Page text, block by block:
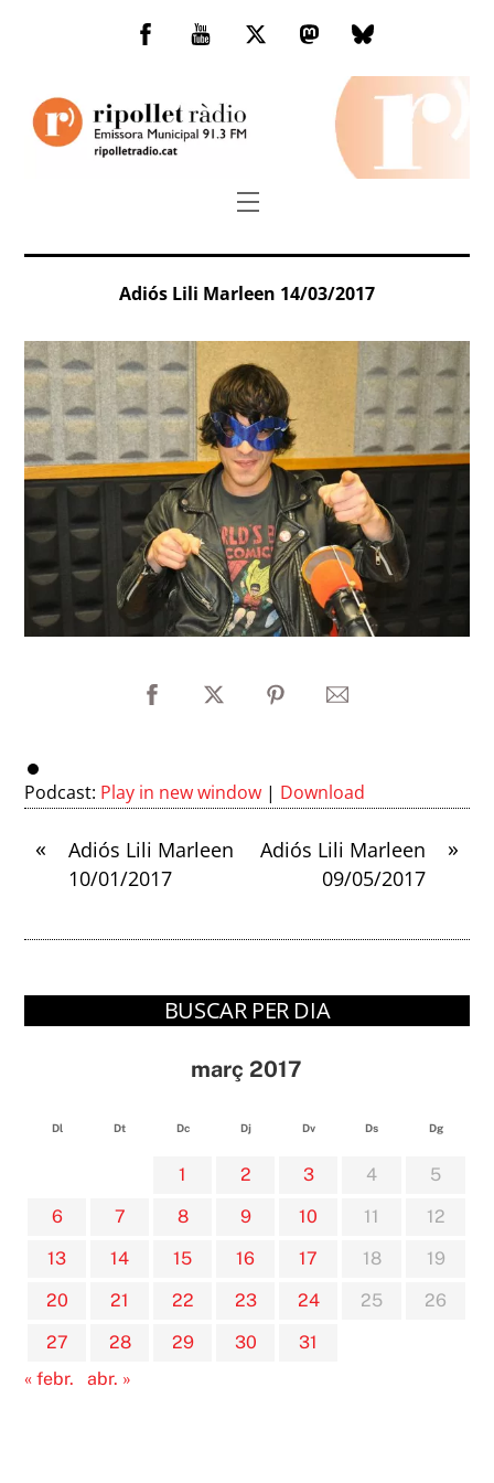
Facebook
You
TwitterMastodonBluesky
Menu
Adiós Lili Marleen 14/03/2017
Podcast: Play in new window | Download
«
Adiós Lili Marleen
10/01/2017
»
Adiós Lili Marleen
09/05/2017
BUSCAR PER DIA
març 2017
Dl Dt Dc Dj Dv Ds Dg
1 2 3 4
5
6
7 8 9 10 11
12
13
14 15 16 17 18
19
20
21 22 23 24 25
26
27
28 29 30
31
« febr.
abr. »